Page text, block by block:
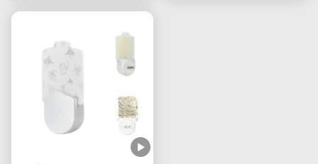
insectenbestrijding